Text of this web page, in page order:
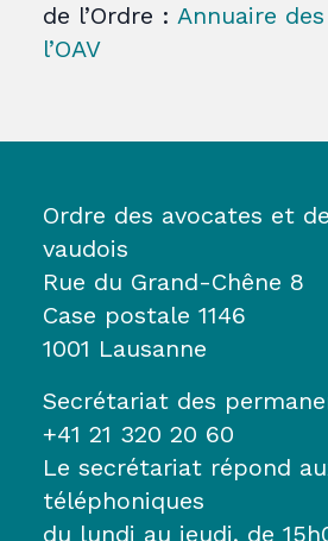
de l’Ordre : Annuaire
l’OAV
Ordre des avocates et
vaudois
Rue du Grand-Chêne 8
Case postale 1146
1001 Lausanne
Secrétariat des
+41 21 320 20 60
Le secrétariat répond
téléphoniques
du lundi au jeudi, de